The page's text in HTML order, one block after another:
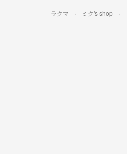
ラクマ ミク's shop